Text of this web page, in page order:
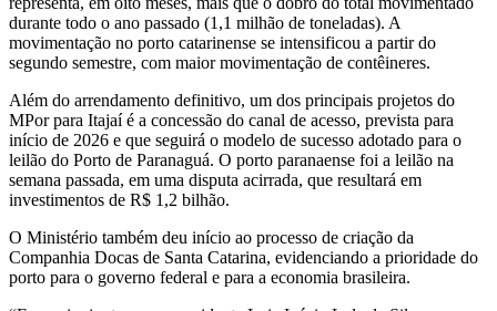
durante todo o ano passado (1,1 milhão de toneladas). A
movimentação no porto catarinense se intensificou a partir do
segundo semestre, com maior movimentação de contêineres.
Além do arrendamento definitivo, um dos principais projetos do
MPor para Itajaí é a concessão do canal de acesso, prevista para
início de 2026 e que seguirá o modelo de sucesso adotado para o
leilão do Porto de Paranaguá. O porto paranaense foi a leilão na
semana passada, em uma disputa acirrada, que resultará em
investimentos de R$ 1,2 bilhão.
O Ministério também deu início ao processo de criação da
Companhia Docas de Santa Catarina, evidenciando a prioridade do
porto para o governo federal e para a economia brasileira.